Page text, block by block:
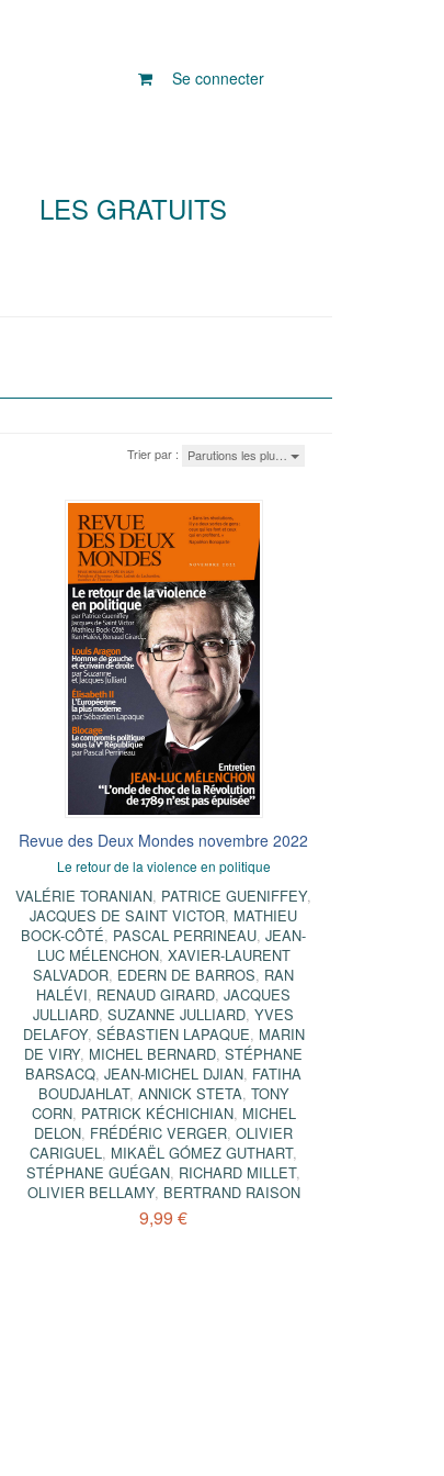
Se connecter
LES GRATUITS
Trier par : Parutions les plu…
Revue des Deux Mondes novembre 2022
Le retour de la violence en politique
VALÉRIE TORANIAN, PATRICE GUENIFFEY,
JACQUES DE SAINT VICTOR, MATHIEU
BOCK-CÔTÉ, PASCAL PERRINEAU,JEAN-
LUC MÉLENCHON, XAVIER-LAURENT
SALVADOR, EDERN DE BARROS, RAN
HALÉVI, RENAUD GIRARD,JACQUES
JULLIARD,SUZANNE JULLIARD,YVES
DELAFOY, SÉBASTIEN LAPAQUE, MARIN
DE VIRY, MICHEL BERNARD,STÉPHANE
BARSACQ,JEAN-MICHEL DJIAN, FATIHA
BOUDJAHLAT, ANNICK STETA, TONY
CORN, PATRICK KÉCHICHIAN, MICHEL
DELON, FRÉDÉRIC VERGER,OLIVIER
CARIGUEL , MIKAËL GÓMEZ GUTHART,
STÉPHANE GUÉGAN, RICHARD MILLET,
OLIVIER BELLAMY, BERTRAND RAISON
9,99 €